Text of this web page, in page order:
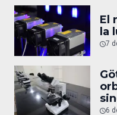
El
la
7
6